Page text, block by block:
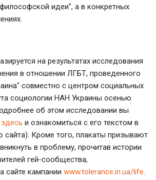
идеи", а в конкретных
на результатах исследования
в отношении ЛГБТ, проведенного
совместно с центром социальных
социологии НАН Украины осенью
об этом исследовании вы
здесь и ознакомиться с его текстом в
сайта). Кроме того, плакаты призывают
в проблему, прочитав истории
гей-сообщества,
сайте кампании www.tolerance.in.ua/life.